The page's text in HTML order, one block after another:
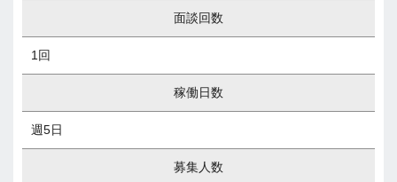
面談回数
1回
稼働日数
週5日
募集人数